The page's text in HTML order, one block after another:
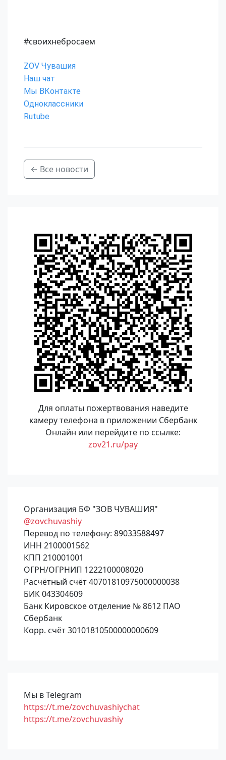
#своихнебросаем
ZOV Чувашия
Наш чат
Мы ВКонтакте
Одноклассники
Rutube
← Все новости
Для оплаты пожертвования наведите
камеру телефона в приложении Сбербанк
Онлайн или перейдите по ссылке:
zov21.ru/pay
Организация БФ "ЗОВ ЧУВАШИЯ"
@zovchuvashiy
Перевод по телефону: 89033588497
ИНН 2100001562
КПП 210001001
ОГРН/ОГРНИП 1222100008020
Расчётный счёт 40701810975000000038
БИК 043304609
Банк Кировское отделение № 8612 ПАО
Сбербанк
Корр. счёт 30101810500000000609
Мы в Telegram
https://t.me/zovchuvashiychat
https://t.me/zovchuvashiy